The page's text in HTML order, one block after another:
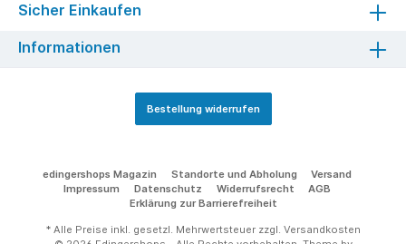
Sicher Einkaufen
Informationen
Bestellung widerrufen
edingershops Magazin Standorte und Abholung
Versand
Impressum
Datenschutz Widerrufsrecht
AGB
Erklärung zur Barrierefreiheit
* Alle Preise inkl. gesetzl. Mehrwertsteuer zzgl. Versandkosten